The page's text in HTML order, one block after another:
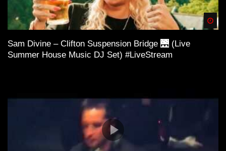
Sam Divine – Clifton Suspension Bridge 🌉 (Live
Summer House Music DJ Set) #LiveStream